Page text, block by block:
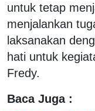
untuk tetap
menjalankan
laksanakan
hati untuk
Fredy.
Baca Juga :